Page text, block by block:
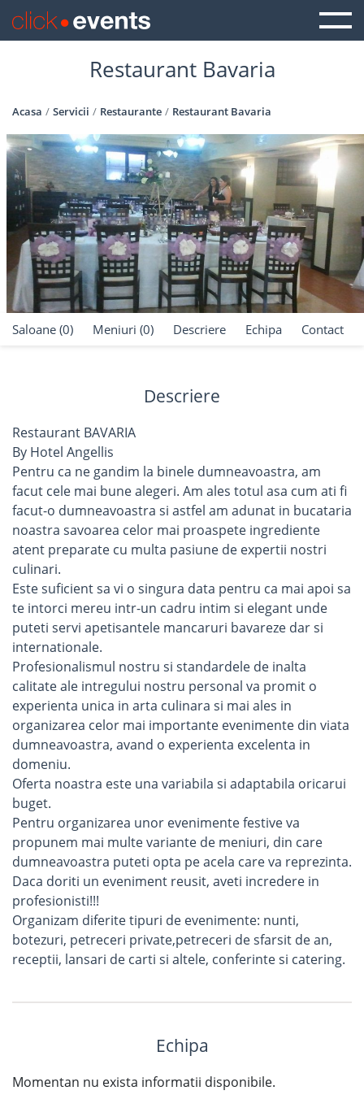
Restaurant Bavaria
Acasa Servicii Restaurante Restaurant Bavaria
Saloane (0) Meniuri (0) Descriere Echipa Contact
Descriere
Restaurant BAVARIA
By Hotel Angellis
Pentru ca ne gandim la binele dumneavoastra, am
facut cele mai bune alegeri. Am ales totul asa cum ati fi
facut-o dumneavoastra si astfel am adunat in bucataria
noastra savoarea celor mai proaspete ingrediente
atent preparate cu multa pasiune de expertii nostri
culinari.
Este suficient sa vi o singura data pentru ca mai apoi sa
te intorci mereu intr-un cadru intim si elegant unde
puteti servi apetisantele mancaruri bavareze dar si
internationale.
Profesionalismul nostru si standardele de inalta
calitate ale intregului nostru personal va promit o
experienta unica in arta culinara si mai ales in
organizarea celor mai importante evenimente din viata
dumneavoastra, avand o experienta excelenta in
domeniu.
Oferta noastra este una variabila si adaptabila oricarui
buget.
Pentru organizarea unor evenimente festive va
propunem mai multe variante de meniuri, din care
dumneavoastra puteti opta pe acela care va reprezinta.
Daca doriti un eveniment reusit, aveti incredere in
profesionisti!!!
Organizam diferite tipuri de evenimente: nunti,
botezuri, petreceri private,petreceri de sfarsit de an,
receptii, lansari de carti si altele, conferinte si catering.
Echipa
Momentan nu exista informatii disponibile.